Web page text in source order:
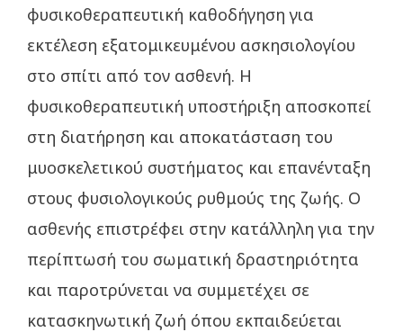
φυσικοθεραπευτική καθοδήγηση για
εκτέλεση εξατομικευμένου ασκησιολογίου
στο σπίτι από τον ασθενή. Η
φυσικοθεραπευτική υποστήριξη αποσκοπεί
στη διατήρηση και αποκατάσταση του
μυοσκελετικού συστήματος και επανένταξη
στους φυσιολογικούς ρυθμούς της ζωής. Ο
ασθενής επιστρέφει στην κατάλληλη για την
περίπτωσή του σωματική δραστηριότητα
και παροτρύνεται να συμμετέχει σε
κατασκηνωτική ζωή όπου εκπαιδεύεται